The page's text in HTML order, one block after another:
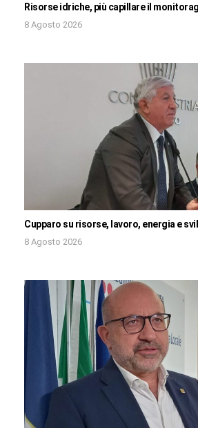
Risorse idriche, più capillare il
8 Agosto 2026
Cupparo su risorse, lavoro, energia e
8 Agosto 2026